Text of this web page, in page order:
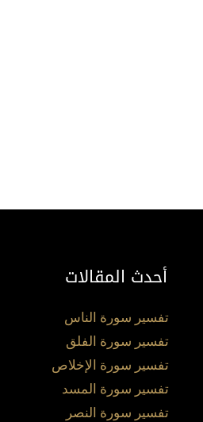
أحدث المقالات
تفسير سورة الناس
تفسير سورة الفلق
تفسير سورة الإخلاص
تفسير سورة المسد
تفسير سورة النصر